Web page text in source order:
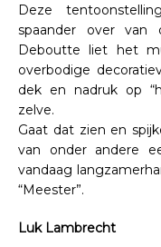
Deze
spaander over van
Deboutte liet het
overbodige
dek en nadruk op
zelve.
Gaat dat zien en
van onder andere
vandaag
“Meester”.
Luk Lambrecht